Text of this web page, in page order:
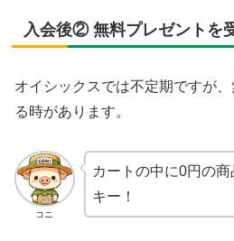
入会後② 無料プレゼントを
オイシックスでは不定期ですが
る時があります。
コニ
カートの中に0円の
キー！